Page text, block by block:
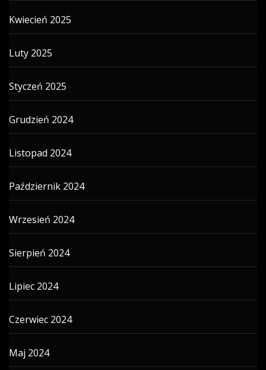
Kwiecień 2025
Luty 2025
Styczeń 2025
Grudzień 2024
Listopad 2024
Październik 2024
Wrzesień 2024
Sierpień 2024
Lipiec 2024
Czerwiec 2024
Maj 2024